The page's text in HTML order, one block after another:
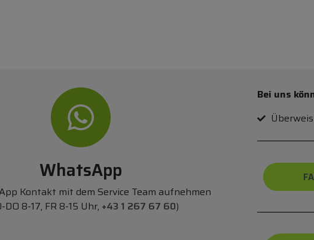
WhatsApp
Kontakt mit dem Service Team aufnehmen
DO 8-17, FR 8-15 Uhr, +43 1 267 67 60)
Bei uns